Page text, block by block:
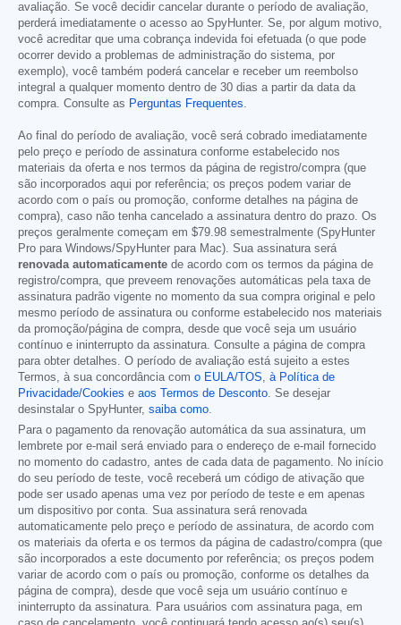
avaliação. Se você decidir cancelar durante o período de avaliação,
perderá imediatamente o acesso ao SpyHunter. Se, por algum motivo,
você acreditar que uma cobrança indevida foi efetuada (o que pode
ocorrer devido a problemas de administração do sistema, por
exemplo), você também poderá cancelar e receber um reembolso
integral a qualquer momento dentro de 30 dias a partir da data da
compra. Consulte as Perguntas Frequentes.
Ao final do período de avaliação, você será cobrado imediatamente
pelo preço e período de assinatura conforme estabelecido nos
materiais da oferta e nos termos da página de registro/compra (que
são incorporados aqui por referência; os preços podem variar de
acordo com o país ou promoção, conforme detalhes na página de
compra), caso não tenha cancelado a assinatura dentro do prazo. Os
preços geralmente começam em $79.98 semestralmente (SpyHunter
Pro para Windows/SpyHunter para Mac). Sua assinatura será
renovada automaticamente de acordo com os termos da página de
registro/compra, que preveem renovações automáticas pela taxa de
assinatura padrão vigente no momento da sua compra original e pelo
mesmo período de assinatura ou conforme estabelecido nos materiais
da promoção/página de compra, desde que você seja um usuário
contínuo e ininterrupto da assinatura. Consulte a página de compra
para obter detalhes. O período de avaliação está sujeito a estes
Termos, à sua concordância com o EULA/TOS, à Política de
Privacidade/Cookies e aos Termos de Desconto. Se desejar
desinstalar o SpyHunter, saiba como.
Para o pagamento da renovação automática da sua assinatura, um
lembrete por e-mail será enviado para o endereço de e-mail fornecido
no momento do cadastro, antes de cada data de pagamento. No início
do seu período de teste, você receberá um código de ativação que
pode ser usado apenas uma vez por período de teste e em apenas
um dispositivo por conta. Sua assinatura será renovada
automaticamente pelo preço e período de assinatura, de acordo com
os materiais da oferta e os termos da página de cadastro/compra (que
são incorporados a este documento por referência; os preços podem
variar de acordo com o país ou promoção, conforme os detalhes da
página de compra), desde que você seja um usuário contínuo e
ininterrupto da assinatura. Para usuários com assinatura paga, em